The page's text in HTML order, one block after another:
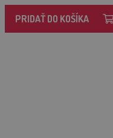
PRIDAŤ DO KOŠÍKA